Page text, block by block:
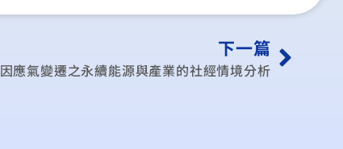
下一篇
因應氣變遷之永續能源與產業的社經情境分析